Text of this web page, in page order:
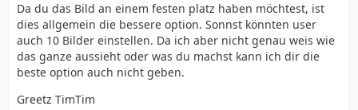
Da du das Bild an einem festen platz haben möchtest, ist
dies allgemein die bessere option. Sonnst könnten user
auch 10 Bilder einstellen. Da ich aber nicht genau weis wie
das ganze aussieht oder was du machst kann ich dir die
beste option auch nicht geben.
Greetz TimTim